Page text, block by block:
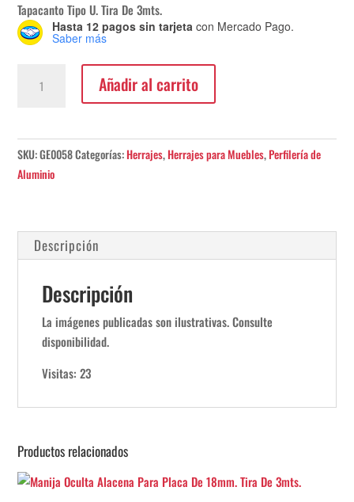
Tapacanto Tipo U. Tira De 3mts.
Hasta 12 pagos sin tarjeta con Mercado Pago.
Saber más
De
3mts.
Añadir al carrito
SKU:GE0058Categorías:Herrajes,Herrajes para Muebles,Perfilería de
Aluminio
Descripción
Descripción
La imágenes publicadas son ilustrativas. Consulte
disponibilidad.
Visitas: 23
Productos relacionados